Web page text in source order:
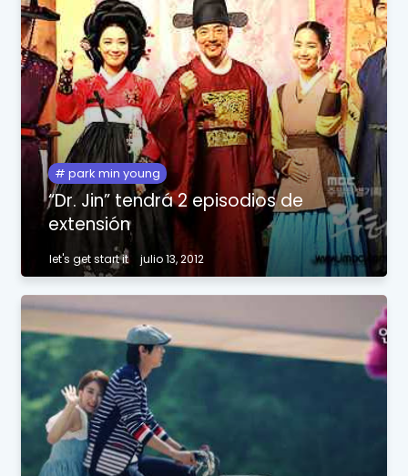
park min young
“Dr. Jin” tendrá 2 episodios de
extensión
let's get start it julio 13, 2012